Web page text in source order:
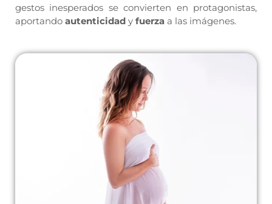
gestos inesperados se convierten en protagonistas,
aportando autenticidad y fuerza a las imágenes.